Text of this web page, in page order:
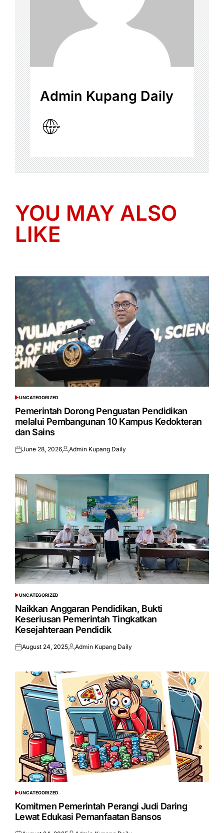
Admin Kupang Daily
YOU MAY ALSO
LIKE
POSTED
IN
UNCATEGORIZED
Pemerintah Dorong Penguatan Pendidikan
melalui Pembangunan 10 Kampus Kedokteran
dan Sains
Posted
June 28, 2026Posted
Admin Kupang Daily
POSTED
IN
UNCATEGORIZED
Naikkan Anggaran Pendidikan, Bukti
Keseriusan Pemerintah Tingkatkan
Kesejahteraan Pendidik
Posted
August 24, 2025Posted
Admin Kupang Daily
POSTED
IN
UNCATEGORIZED
Komitmen Pemerintah Perangi Judi Daring
Lewat Edukasi Pemanfaatan Bansos